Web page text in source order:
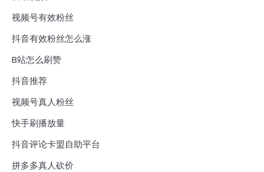
视频号有效粉丝
抖音有效粉丝怎么涨
B站怎么刷赞
抖音推荐
视频号真人粉丝
快手刷播放量
抖音评论卡盟自助平台
拼多多真人砍价